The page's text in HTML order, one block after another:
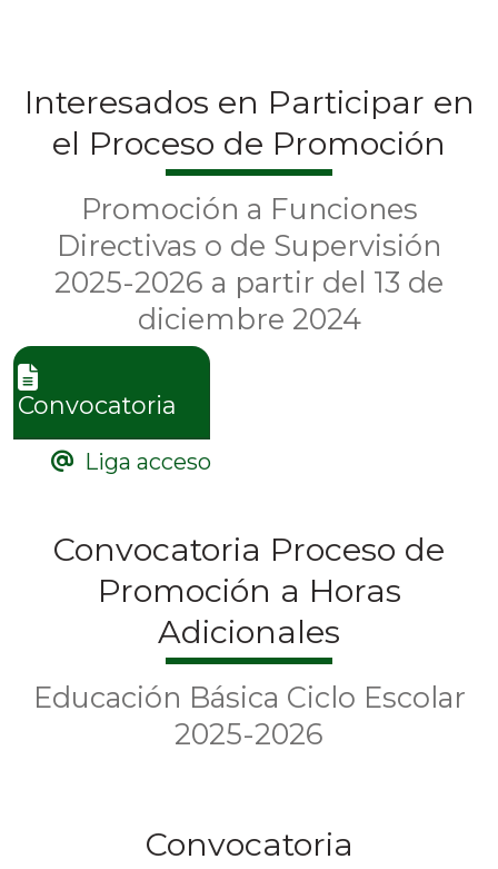
Interesados en Participar en
el Proceso de Promoción
Promoción a Funciones
Directivas o de Supervisión
2025-2026 a partir del 13 de
diciembre 2024
Convocatoria
Liga acceso
Convocatoria Proceso de
Promoción a Horas
Adicionales
Educación Básica Ciclo Escolar
2025-2026
Convocatoria